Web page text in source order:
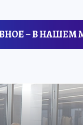
– В НАШЕМ